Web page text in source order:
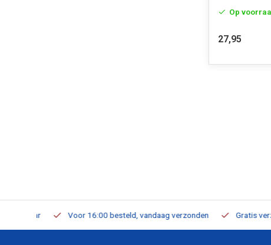
Op
27,95
Voor 16:00 besteld, vandaag verzonden Gratis